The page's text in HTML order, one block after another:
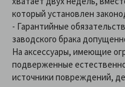
который установлен
- Гарантийные
заводского брака
На аксессуары, имеющие
подверженные
источники повреждений,